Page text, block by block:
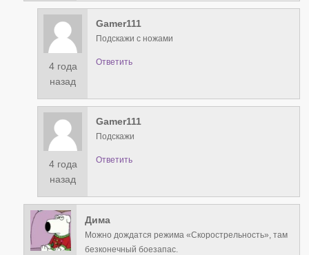
4 года
назад
Gamer111
Подскажи с ножами
Ответить
4 года
назад
Gamer111
Подскажи
Ответить
Дима
Можно дождатся режима «Скорострельность», там
безконечный боезапас.